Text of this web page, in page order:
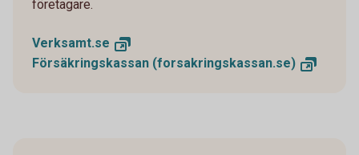
företagare.
Verksamt.se
Försäkringskassan (forsakringskassan.se)